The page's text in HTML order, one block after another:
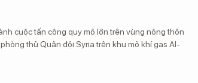
cuộc tấn công quy mô lớn trên vùng nông thôn
thủ Quân đội Syria trên khu mỏ khí gas Al-